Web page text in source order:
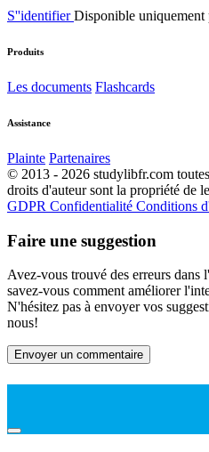
S''identifierDisponible uniquement
Produits
Les documents Flashcards
Assistance
Plainte Partenaires
© 2013 - 2026 studylibfr.com toutes
droits d'auteur sont la propriété de
GDPR Confidentialité Conditions
Faire une suggestion
Avez-vous trouvé des erreurs dans
savez-vous comment améliorer
N'hésitez pas à envoyer vos
nous!
Envoyer un commentaire